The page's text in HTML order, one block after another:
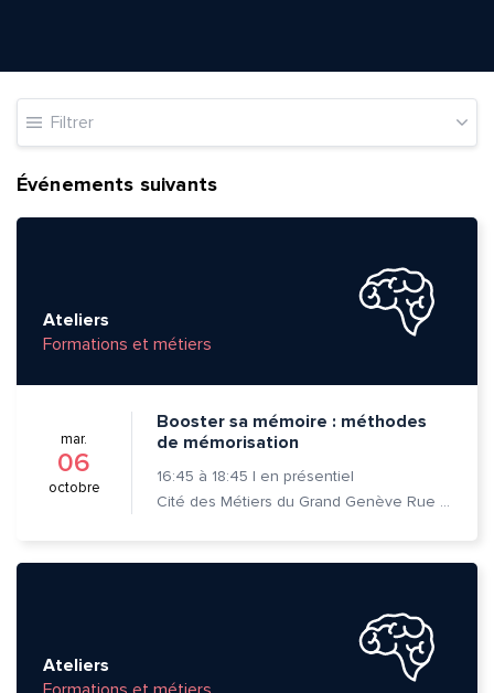
Filtrer
Événements suivants
Ateliers
Formations et métiers
mar.
06
octobre
Booster sa mémoire : méthodes
de mémorisation
16:45 à 18:45 | en présentiel
Cité des Métiers du Grand Genève Rue Prévost-Martin 6 1205 Genève
Ateliers
Quelle est la pertinence de cette page?